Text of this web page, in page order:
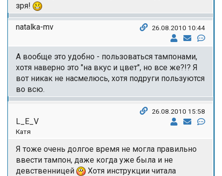
зря!
natalka-mv 26.08.2010 10:44
А вообще это удобно - пользоваться тампонами,
хотя наверно это "на вкус и цвет", но все же?!? Я
вот никак не насмелюсь, хотя подруги пользуются
во всю.
L_E_V
Катя
26.08.2010 15:58
Я тоже очень долгое время не могла правильно
ввести тампон, даже когда уже была и не
девственницей
Хотя инструкции читала